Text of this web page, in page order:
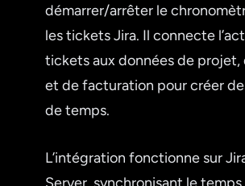
démarrer/arrêter le
les tickets Jira. Il connecte
tickets aux données de projet,
et de facturation pour créer
de temps.
L’intégration fonctionne sur